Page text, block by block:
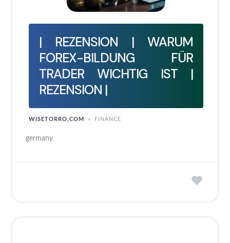
| REZENSION | WARUM
FOREX-BILDUNG FÜR
TRADER WICHTIG IST |
REZENSION |
WISETORRO.COM FINANCE
germany